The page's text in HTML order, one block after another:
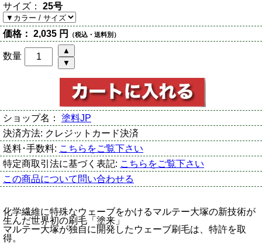
サイズ： 25号
価格： 2,035 円 （税込・送料別）
数量
ショップ名： 塗料JP
決済方法: クレジットカード決済
送料･手数料: こちらをご覧下さい
特定商取引法に基づく表記: こちらをご覧下さい
この商品について問い合わせる
化学繊維に特殊なウェーブをかけるマルテー大塚の新技術が
生んだ世界初の刷毛「塗来」
マルテー大塚が独自に開発したウェーブ刷毛は、特許を取
得。